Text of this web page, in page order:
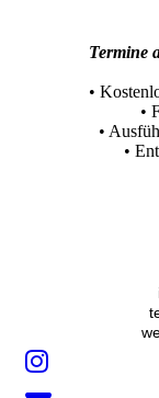
Termine
•
•
•
•